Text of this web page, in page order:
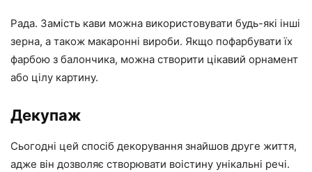
Рада. Замість кави можна використовувати будь-які інші
зерна, а також макаронні вироби. Якщо пофарбувати їх
фарбою з балончика, можна створити цікавий орнамент
або цілу картину.
Декупаж
Сьогодні цей спосіб декорування знайшов друге життя,
адже він дозволяє створювати воістину унікальні речі.